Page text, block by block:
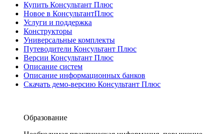
Купить Консультант Плюс
Новое в КонсультантПлюс
Услуги и поддержка
Конструкторы
Универсальные комплекты
Путеводители Консультант Плюс
Версии Консультант Плюс
Описание систем
Описание информационных банков
Скачать демо-версию Консультант Плюс
Образование